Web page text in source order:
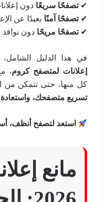
✔تصفحًا سريعًا دون
✔تصفحًا آمنًا بعيدًا عن
✔تصفحًا مريحًا دون نوافذ
في هذا الدليل
إعلانات لمتصفح كروم،
كل منها، حتى تتمكن من
تسريع متصفحك، واستعادة
استعد لتصفح أنظف،
مانع